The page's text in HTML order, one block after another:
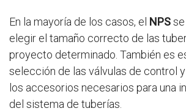
En la mayoría de los casos, el NPS
elegir el tamaño correcto de las
proyecto determinado. También es
selección de las válvulas de control
los accesorios necesarios para una
del sistema de tuberías.